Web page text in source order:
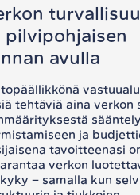
avulla
tehtäviä aina verkon
ja
tavoitteenasi
verkon
– samalla kun